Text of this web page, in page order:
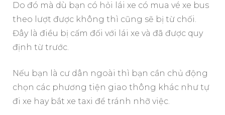
Do đó mà dù bạn có hỏi lái xe có mua vé xe bus
theo lượt được không thì cũng sẽ bị từ chối.
Đây là điều bị cấm đối với lái xe và đã được quy
định từ trước.
Nếu bạn là cư dân ngoài thì bạn cần chủ động
chọn các phương tiện giao thông khác như tự
đi xe hay bắt xe taxi để tránh nhỡ việc.